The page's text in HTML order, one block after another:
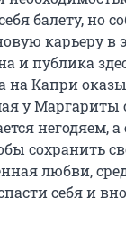
балету, но
карьеру
и публика
Капри
у Маргариты
негодяем,
сохранить
любви,
себя и